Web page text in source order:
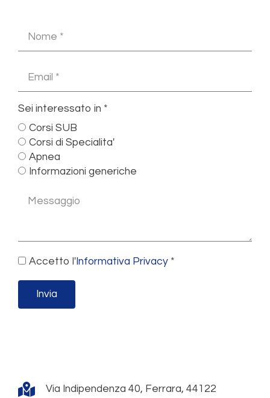
Sei interessato in *
Corsi SUB
Corsi di Specialita'
Apnea
Informazioni generiche
Accetto l' Informativa Privacy *
Invia
Via Indipendenza 40, Ferrara, 44122